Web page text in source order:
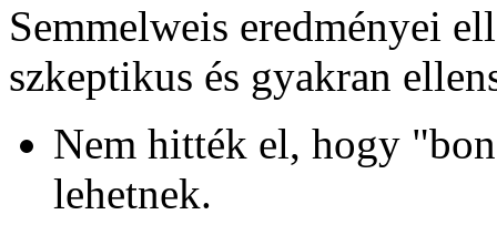
Semmelweis eredményei
szkeptikus és gyakran
Nem hitték el, hogy
lehetnek.